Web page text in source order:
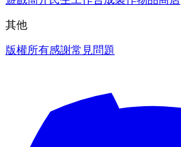
其他
版權所有感謝常見問題